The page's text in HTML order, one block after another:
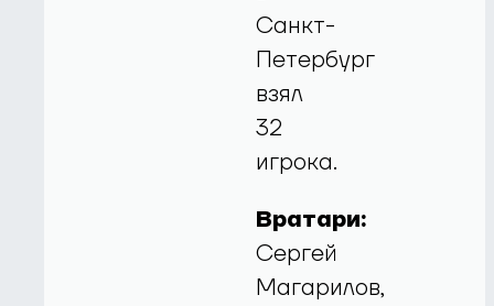
Санкт-
Петербург
взял
32
игрока.
Вратари:
Сергей
Магарилов,